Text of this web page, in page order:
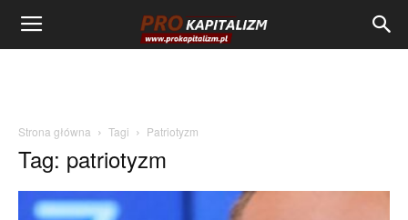
Strona główna Tagi Patriotyzm
Tag: patriotyzm